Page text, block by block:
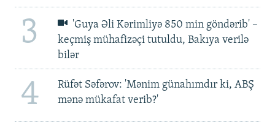
3
'Guya Əli Kərimliyə 850 min göndərib' –
keçmiş mühafizəçi tutuldu, Bakıya verilə
bilər
4
Rüfət Səfərov: 'Mənim günahımdır ki, ABŞ
mənə mükafat verib?'